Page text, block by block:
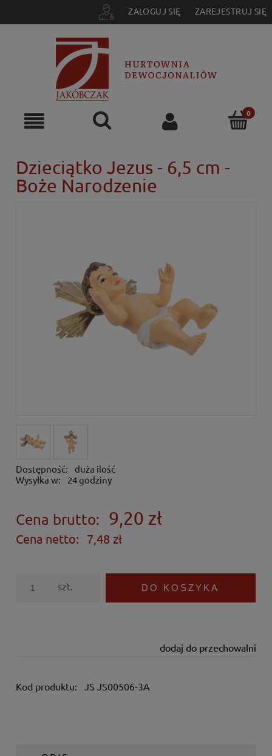
ZALOGUJ SIĘ ZAREJESTRUJ SIĘ
Dzieciątko Jezus - 6,5 cm -
Boże Narodzenie
Dostępność:
duża ilość
Wysyłka w:
24 godziny
Cena brutto: 9,20 zł
Cena netto: 7,48 zł
szt. DO KOSZYKA
dodaj do przechowalni
Kod produktu: JS JS00506-3A